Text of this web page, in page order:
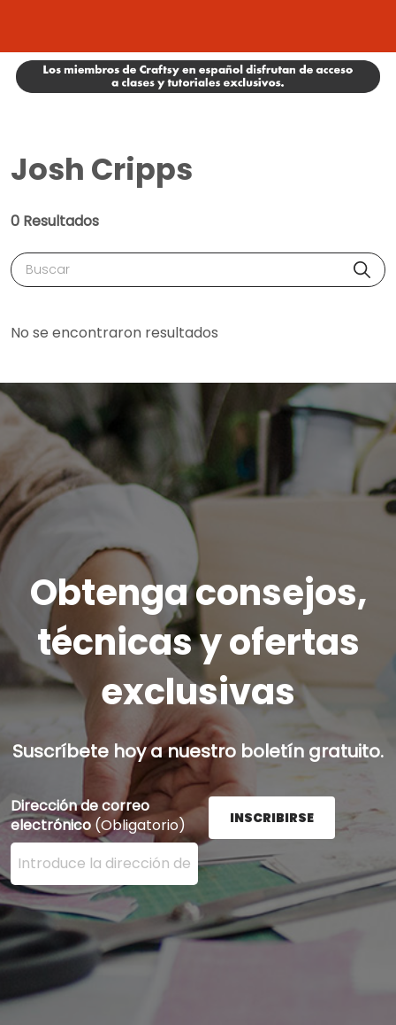
Josh Cripps
0 Resultados
Buscar
No se encontraron resultados
Obtenga consejos,
técnicas y ofertas
exclusivas
Suscríbete hoy a nuestro boletín gratuito.
Dirección de correo
electrónico (Obligatorio)
Ingrese su dirección de correo electrónico aquí y
INSCRIBIRSE